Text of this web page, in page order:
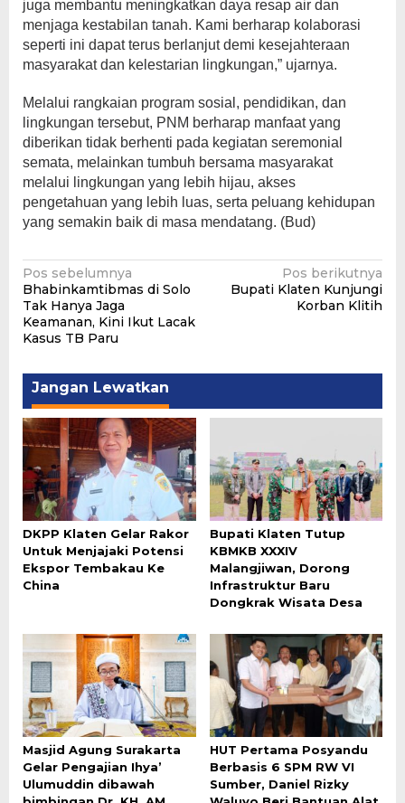
juga membantu meningkatkan daya resap air dan
menjaga kestabilan tanah. Kami berharap kolaborasi
seperti ini dapat terus berlanjut demi kesejahteraan
masyarakat dan kelestarian lingkungan,” ujarnya.
Melalui rangkaian program sosial, pendidikan, dan
lingkungan tersebut, PNM berharap manfaat yang
diberikan tidak berhenti pada kegiatan seremonial
semata, melainkan tumbuh bersama masyarakat
melalui lingkungan yang lebih hijau, akses
pengetahuan yang lebih luas, serta peluang kehidupan
yang semakin baik di masa mendatang. (Bud)
Navigasi
pos
Pos sebelumnya
Bhabinkamtibmas di Solo
Tak Hanya Jaga
Keamanan, Kini Ikut Lacak
Kasus TB Paru
Pos berikutnya
Bupati Klaten Kunjungi
Korban Klitih
Jangan Lewatkan
DKPP Klaten Gelar Rakor
Untuk Menjajaki Potensi
Ekspor Tembakau Ke
China
Bupati Klaten Tutup
KBMKB XXXIV
Malangjiwan, Dorong
Infrastruktur Baru
Dongkrak Wisata Desa
Masjid Agung Surakarta
Gelar Pengajian Ihya’
Ulumuddin dibawah
HUT Pertama Posyandu
Berbasis 6 SPM RW VI
Sumber, Daniel Rizky